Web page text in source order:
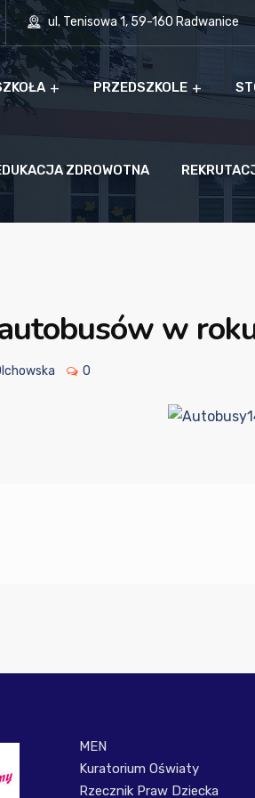
ul. Tenisowa 1, 59-160 Radwanice
PRZEDSZKOLE
ZDROWOTNA
autobusów w
0
MEN
Kuratorium Oświaty
Rzecznik Praw Dziecka